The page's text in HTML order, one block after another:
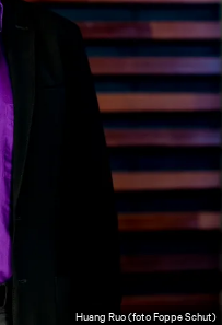
Huang Ruo (foto Foppe Schut)